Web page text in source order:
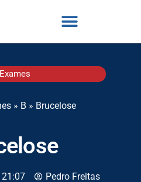
Exames
» B » Brucelose
21:07
Pedro Freitas